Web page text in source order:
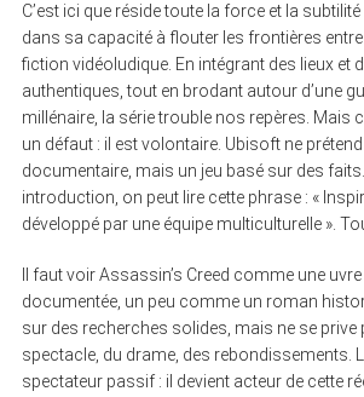
C’est ici que réside toute la force et la subtilité
dans sa capacité à flouter les frontières
fiction vidéoludique. En intégrant des lieux et
authentiques, tout en brodant autour d’une
millénaire, la série trouble nos repères. Mais
un défaut : il est volontaire. Ubisoft ne
documentaire, mais un jeu basé sur des
introduction, on peut lire cette phrase : «
développé par une équipe multiculturelle ».
Il faut voir Assassin’s Creed comme une
documentée, un peu comme un roman
sur des recherches solides, mais ne se prive
spectacle, du drame, des rebondissements.
spectateur passif : il devient acteur de cette